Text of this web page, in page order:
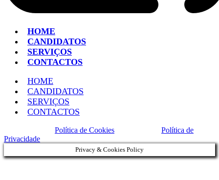
HOME
CANDIDATOS
SERVIÇOS
CONTACTOS
HOME
CANDIDATOS
SERVIÇOS
CONTACTOS
Política de Cookies
Política de
Privacidade
Privacy & Cookies Policy